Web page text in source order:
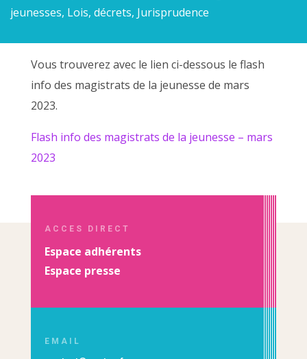
jeunesses, Lois, décrets, Jurisprudence
Vous trouverez avec le lien ci-dessous le flash
info des magistrats de la jeunesse de mars
2023.
Flash info des magistrats de la jeunesse – mars
2023
ACCES DIRECT
Espace adhérents
Espace presse
EMAIL